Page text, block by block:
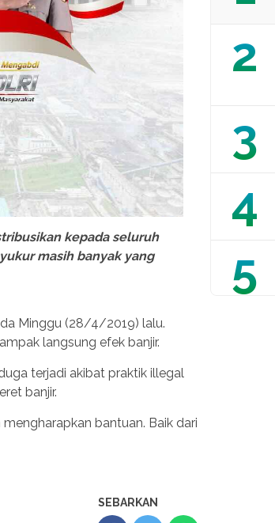
kepada seluruh
masih banyak yang
Minggu (28/4/2019) lalu.
langsung efek banjir.
terjadi akibat praktik illegal
banjir.
bantuan. Baik dari
SEBARKAN
2
3
4
5